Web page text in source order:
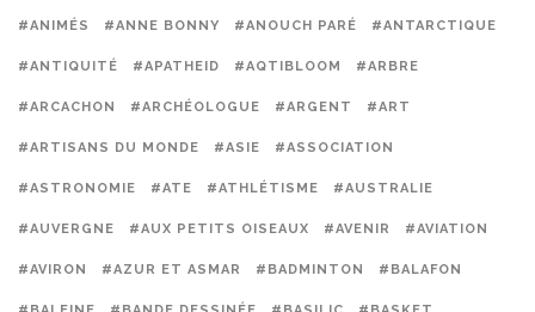
#ANIMÉS #ANNE BONNY #ANOUCH PARÉ #ANTARCTIQUE
#ANTIQUITÉ #APATHEID #AQTIBLOOM #ARBRE
#ARCACHON #ARCHÉOLOGUE #ARGENT #ART
#ARTISANS DU MONDE #ASIE #ASSOCIATION
#ASTRONOMIE #ATE #ATHLÉTISME #AUSTRALIE
#AUVERGNE #AUX PETITS OISEAUX #AVENIR #AVIATION
#AVIRON #AZUR ET ASMAR #BADMINTON #BALAFON